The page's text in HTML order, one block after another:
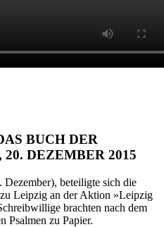
BUCH DER
20. DEZEMBER 2015
beteiligte sich die
Leipzig an der Aktion »Leipzig
brachten nach dem
Psalmen zu Papier.